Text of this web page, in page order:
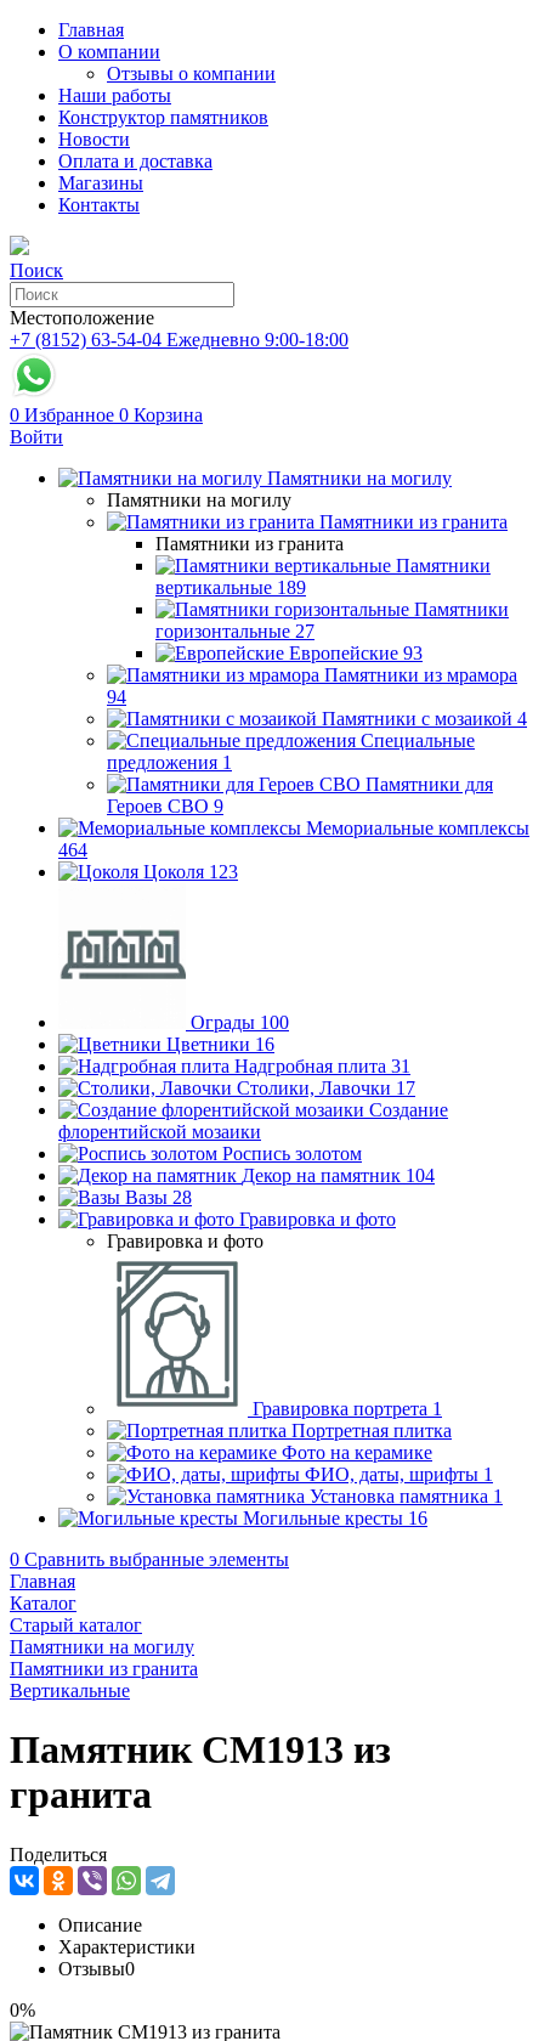
Главная
О компании
Отзывы о компании
Наши работы
Конструктор памятников
Новости
Оплата и доставка
Магазины
Контакты
Поиск
Местоположение
+7 (8152) 63-54-04 Ежедневно 9:00-18:00
0 Избранное 0 Корзина
Войти
Памятники на могилу
Памятники на могилу
Памятники из гранита
Памятники из гранита
Памятники
вертикальные 189
Памятники
горизонтальные 27
Европейские 93
Памятники из мрамора
94
Памятники с мозаикой 4
Специальные
предложения 1
Памятники для
Героев СВО 9
Мемориальные комплексы
464
Цоколя 123
Ограды 100
Цветники 16
Надгробная плита 31
Столики, Лавочки 17
Создание
флорентийской мозаики
Роспись золотом
Декор на памятник 104
Вазы 28
Гравировка и фото
Гравировка и фото
Гравировка портрета 1
Портретная плитка
Фото на керамике
ФИО, даты, шрифты 1
Установка памятника 1
Могильные кресты 16
0 Сравнить выбранные элементы
Главная
Каталог
Старый каталог
Памятники на могилу
Памятники из гранита
Вертикальные
Памятник CM1913 из
гранита
Поделиться
Описание
Характеристики
Отзывы0
0%